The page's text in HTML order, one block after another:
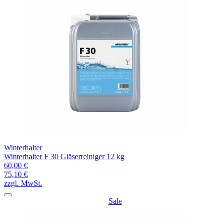
Winterhalter
Winterhalter F 30 Gläserreiniger 12 kg
60,00 €
75,10 €
zzgl. MwSt.
Sale